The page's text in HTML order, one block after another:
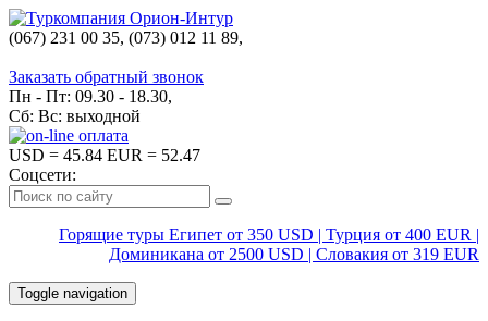
(067) 231 00 35, (073) 012 11 89,
Заказать обратный звонок
Пн - Пт: 09.30 - 18.30,
Сб: Вс: выходной
USD = 45.84 EUR = 52.47
Соцсети:
Горящие туры Египет от 350 USD | Турция от 400 EUR |
Доминикана от 2500 USD | Словакия от 319 EUR
Toggle navigation